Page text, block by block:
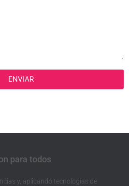
ENVIAR
para todos
y, aplicando tecnologías de